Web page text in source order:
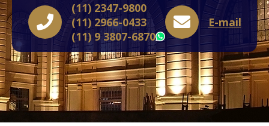
(11) 2347-9800
(11) 2966-0433
(11) 9 3807-6870
WhatsApp
E-mail